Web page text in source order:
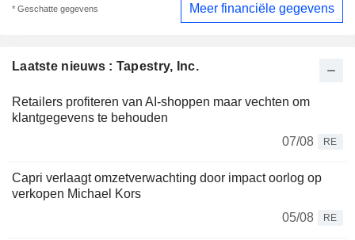
Laatste nieuws : Tapestry, Inc.
Retailers profiteren van AI-shoppen maar vechten om
klantgegevens te behouden
07/08
RE
Capri verlaagt omzetverwachting door impact oorlog op
verkopen Michael Kors
05/08
RE
* Geschatte gegevens Meer financiële gegevens